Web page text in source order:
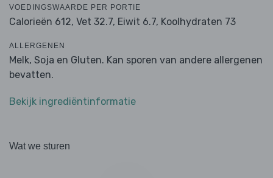
VOEDINGSWAARDE PER PORTIE
Calorieën 612, Vet 32.7, Eiwit 6.7, Koolhydraten 73
ALLERGENEN
Melk, Soja en Gluten. Kan sporen van andere allergenen
bevatten.
Bekijk ingrediëntinformatie
Wat we sturen